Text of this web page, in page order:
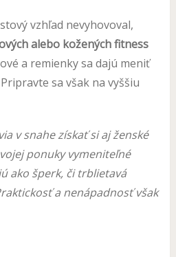
vzhľad nevyhovoval,
alebo kožených fitness
a remienky sa dajú meniť
sa však na vyššiu
v snahe získať si aj ženské
ponuky vymeniteľné
ako šperk, či trblietavá
a nenápadnosť však